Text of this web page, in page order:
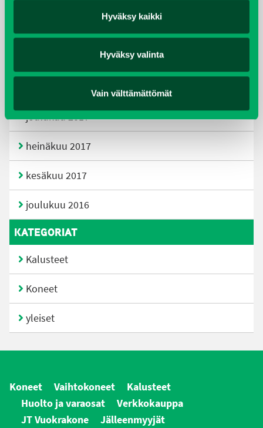
Hyväksy kaikki
Hyväksy valinta
Vain välttämättömät
tammikuu 2018
joulukuu 2017
heinäkuu 2017
kesäkuu 2017
joulukuu 2016
KATEGORIAT
Kalusteet
Koneet
yleiset
Koneet Vaihtokoneet
Kalusteet
Huolto ja varaosat
Verkkokauppa
JT Vuokrakone
Jälleenmyyjät